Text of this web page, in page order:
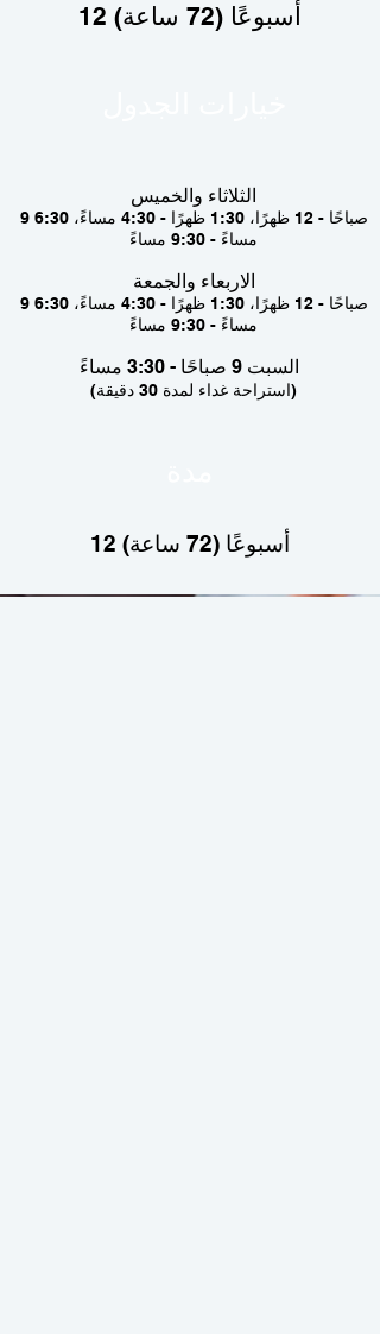
12 أسبوعًا (72 ساعة)
الثلاثاء والخميس
9 صباحًا - 12 ظهرًا، 1:30 ظهرًا - 4:30 مساءً، 6:30
مساءً - 9:30 مساءً
الاربعاء والجمعة
9 صباحًا - 12 ظهرًا، 1:30 ظهرًا - 4:30 مساءً، 6:30
مساءً - 9:30 مساءً
(استراحة غداء لمدة 30 دقيقة)
12 أسبوعًا (72 ساعة)